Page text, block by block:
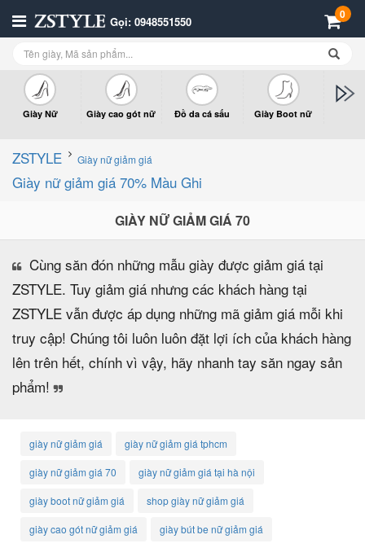
Gọi: 0948551550 0
Giày Nữ Giày cao gót nữ Đồ da cá sấu Giày Boot nữ
ZSTYLE Giày nữ giảm giá
Giày nữ giảm giá 70% Màu Ghi
GIÀY NỮ GIẢM GIÁ 70
Cùng săn đón những mẫu giày được giảm giá tại
ZSTYLE. Tuy giảm giá nhưng các khách hàng tại
ZSTYLE vẫn được áp dụng những mã giảm giá mỗi khi
truy cập! Chúng tôi luôn luôn đặt lợi ích của khách hàng
lên trên hết, chính vì vậy, hãy nhanh tay săn ngay sản
phẩm!
giày nữ giảm giá giày nữ giảm giá tphcm
giày nữ giảm giá 70 giày nữ giảm giá tại hà nội
giày boot nữ giảm giá shop giày nữ giảm giá
giày cao gót nữ giảm giá giày bút be nữ giảm giá